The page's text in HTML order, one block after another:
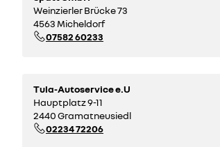
Weinzierler Brücke 73
4563 Micheldorf
07582 60233
Tula-Autoservice e.U
Hauptplatz 9-11
2440 Gramatneusiedl
02234 72206